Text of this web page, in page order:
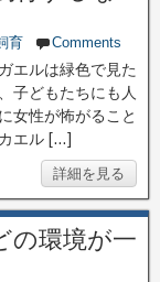
育 Comments
エルは緑色で見た
子どもたちにも人
女性が怖がること
エル […]
詳細を見る
の環境が一